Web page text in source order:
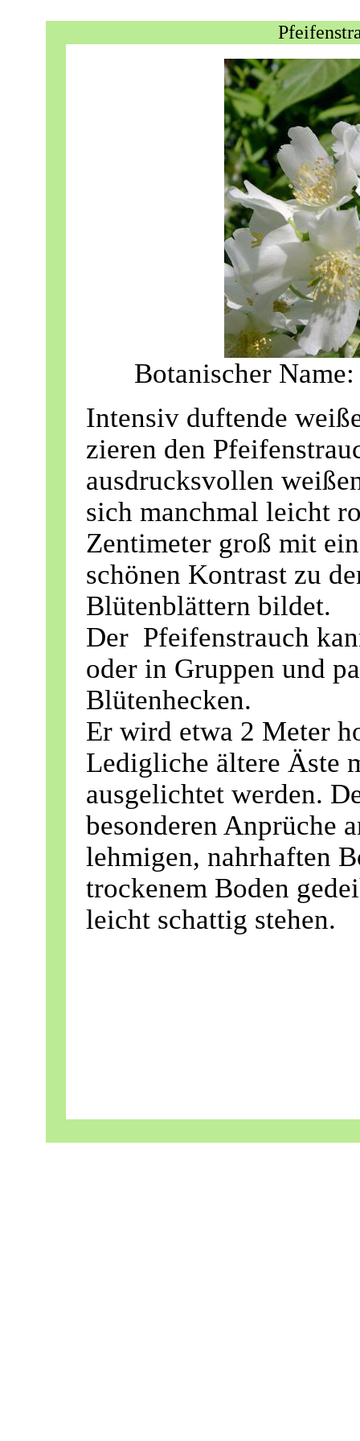
Botanischer
Intensiv duftende
zieren den
ausdrucksvollen
sich manchmal leicht
Zentimeter groß mit
schönen Kontrast zu
Blütenblättern bildet.
Der Pfeifenstrauch
oder in Gruppen und
Blütenhecken.
Er wird etwa 2 Meter
Ledigliche ältere Äste
ausgelichtet werden.
besonderen Anprüche
lehmigen, nahrhaften
trockenem Boden
leicht schattig stehen.